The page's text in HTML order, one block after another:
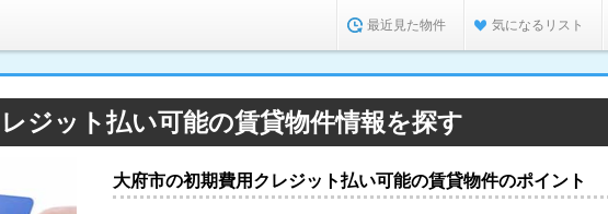
最近見た物件 気になるリスト
ジット払い可能の賃貸物件情報を探す
大府市の初期費用クレジット払い可能の賃貸物件のポイント